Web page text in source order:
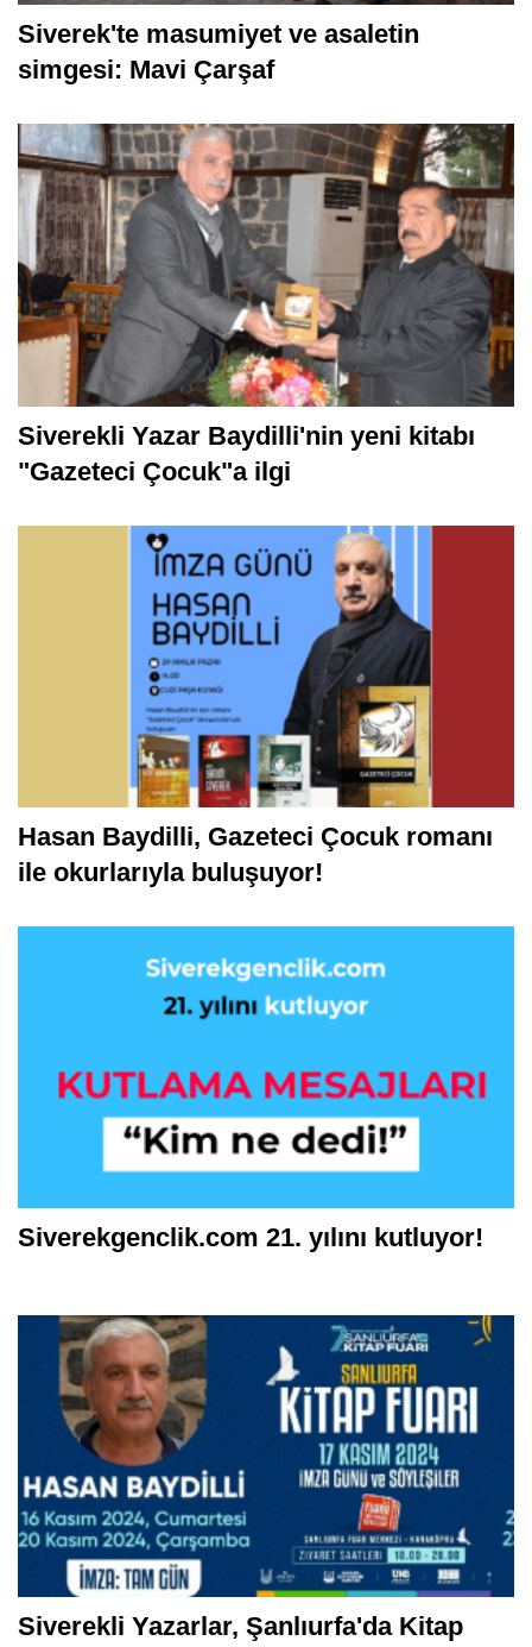
Siverek'te masumiyet ve asaletin
simgesi: Mavi Çarşaf
Siverekli Yazar Baydilli'nin yeni kitabı
"Gazeteci Çocuk"a ilgi
Hasan Baydilli, Gazeteci Çocuk romanı
ile okurlarıyla buluşuyor!
Siverekgenclik.com 21. yılını kutluyor!
Siverekli Yazarlar, Şanlıurfa'da Kitap